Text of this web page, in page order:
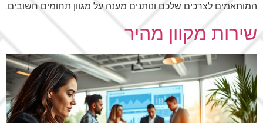
המותאמים לצרכים שלכם ונותנים מענה על מגוון תחומים חשובים.
שירות מקוון מהיר